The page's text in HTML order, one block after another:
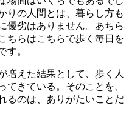
りの人間とは、暮らし方も
優劣はありません。あちら
ちらはこちらで歩く毎日を
す。
増えた結果として、歩く人
てきている。そのことを、
るのは、ありがたいことだ